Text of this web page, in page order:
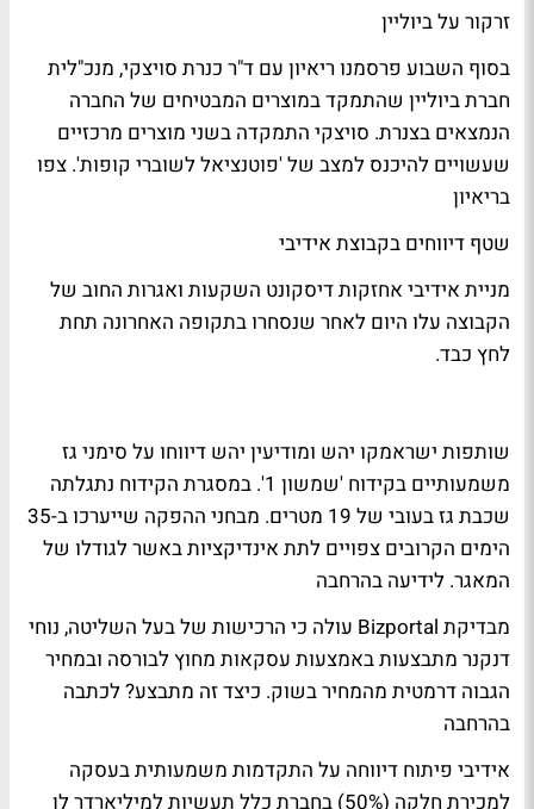
זרקור על ביוליין
בסוף השבוע פרסמנו ריאיון עם ד"ר כנרת סויצקי, מנכ"לית
חברת ביוליין שהתמקד במוצרים המבטיחים של החברה
הנמצאים בצנרת. סויצקי התמקדה בשני מוצרים מרכזיים
שעשויים להיכנס למצב של 'פוטנציאל לשוברי קופות'. צפו
בריאיון
שטף דיווחים בקבוצת אידיבי
מניית אידיבי אחזקות דיסקונט השקעות ואגרות החוב של
הקבוצה עלו היום לאחר שנסחרו בתקופה האחרונה תחת
לחץ כבד.
שותפות ישראמקו יהש ומודיעין יהש דיווחו על סימני גז
משמעותיים בקידוח 'שמשון 1'. במסגרת הקידוח נתגלתה
שכבת גז בעובי של 19 מטרים. מבחני ההפקה שייערכו ב-35
הימים הקרובים צפויים לתת אינדיקציות באשר לגודלו של
המאגר. לידיעה בהרחבה
מבדיקת Bizportal עולה כי הרכישות של בעל השליטה, נוחי
דנקנר מתבצעות באמצעות עסקאות מחוץ לבורסה ובמחיר
הגבוה דרמטית מהמחיר בשוק. כיצד זה מתבצע?לכתבה
בהרחבה
אידיבי פיתוח דיווחה על התקדמות משמעותית בעסקה
למכירת חלקה (50%) בחברת כלל תעשיות למיליארדר לן